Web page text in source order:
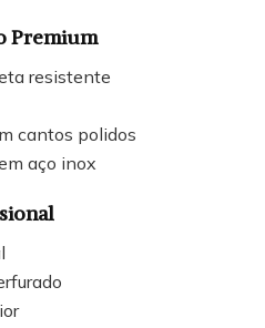
Premium
resistente
cantos polidos
aço inox